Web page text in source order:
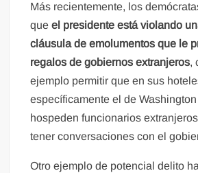
Más recientemente, los
queel presidente está violando
cláusula de emolumentos que le
regalos de gobiernos extranjeros,
ejemplo permitir que en sus
específicamente el de
hospeden funcionarios
tener conversaciones con el
Otro ejemplo de potencial delito